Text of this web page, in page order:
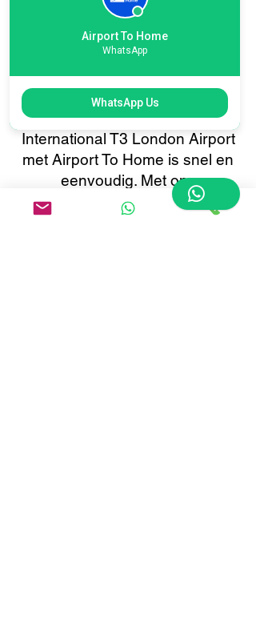
Heathrow International
T3 London Airport: reis
Het boeken van uw
bagagebezorging op Heathrow
International T3 London Airport
met Airport To Home is snel en
eenvoudig. Met ons
gebruiksvriendelijke online
Airport To Home
WhatsApp
WhatsApp Us